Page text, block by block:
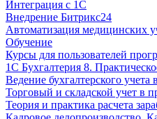
Интеграция с 1С
Внедрение Битрикс24
Автоматизация медицинских
Обучение
Курсы для пользователей
1С Бухгалтерия 8.
Ведение бухгалтерского
Торговый и складской учет в
Теория и практика расчета